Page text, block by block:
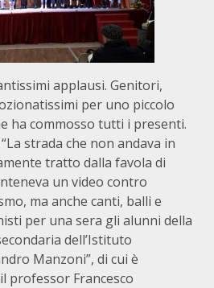
applausi. Genitori,
per uno piccolo
ha commosso tutti i presenti.
strada che non andava in
tratto dalla favola di
un video contro
ma anche canti, balli e
per una sera gli alunni della
dell’Istituto
Manzoni”, di cui è
professor Francesco